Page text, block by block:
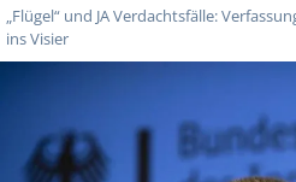
„Flügel“ und JA Verdachtsfälle:
ins Visier